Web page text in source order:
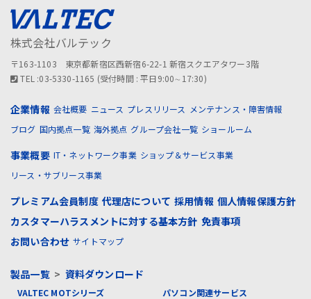
株式会社バルテック
〒163-1103 東京都新宿区西新宿6-22-1 新宿スクエアタワー3階
TEL :03-5330-1165 (受付時間 : 平日9:00∼17:30)
企業情報 会社概要 ニュース プレスリリース
メンテナンス・障害情報
ブログ 国内拠点一覧 海外拠点 グループ会社一覧 ショールーム
事業概要 IT・ネットワーク事業 ショップ＆サービス事業
リース・サブリース事業
プレミアム会員制度 代理店について 採用情報 個人情報保護方針
カスタマーハラスメントに対する基本方針 免責事項
お問い合わせ サイトマップ
製品一覧> 資料ダウンロード
VALTEC MOTシリーズ
パソコン関連サービス